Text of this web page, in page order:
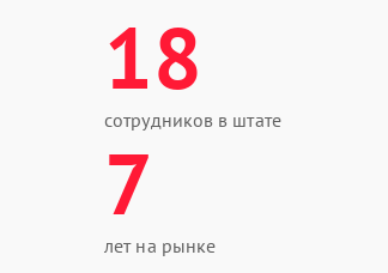
18
сотрудников в штате
7
лет на рынке